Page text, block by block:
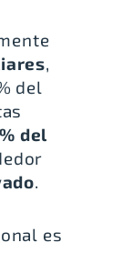
,
del
del
.
es